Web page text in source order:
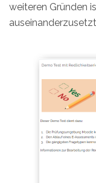
weiteren Gründen